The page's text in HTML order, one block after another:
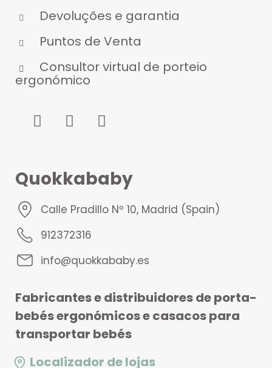
Devoluções e garantia
Puntos de Venta
Consultor virtual de porteio
ergonómico
Quokkababy
Calle Pradillo Nº 10, Madrid (Spain)
912372316
info@quokkababy.es
Fabricantes e distribuidores de porta-
bebés ergonómicos e casacos para
transportar bebés
Localizador de lojas